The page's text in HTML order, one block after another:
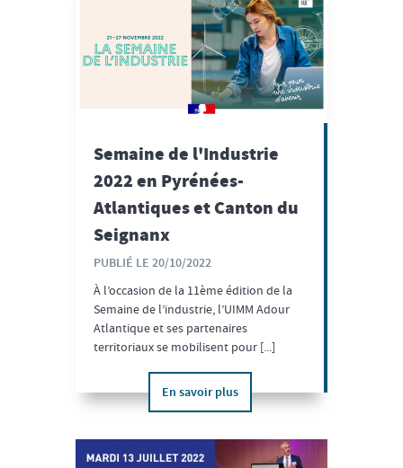
Semaine de l'Industrie
2022 en Pyrénées-
Atlantiques et Canton du
Seignanx
PUBLIÉ LE 20/10/2022
À l’occasion de la 11ème édition de la
Semaine de l’industrie, l’UIMM Adour
Atlantique et ses partenaires
territoriaux se mobilisent pour [...]
En savoir plus